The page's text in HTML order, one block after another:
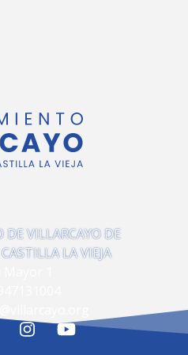
VILLARCAYO DE
LA VIEJA